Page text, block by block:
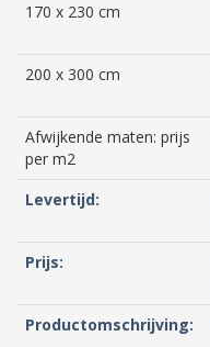
170 x 230 cm
200 x 300 cm
Afwijkende maten: prijs
per m2
Levertijd:
Prijs:
Productomschrijving: